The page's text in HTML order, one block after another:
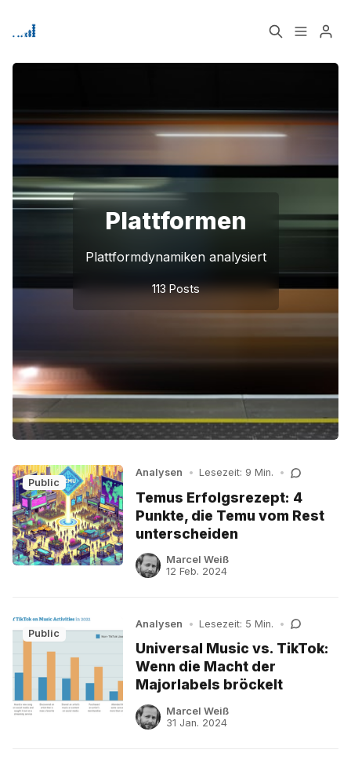
Bitte geben Sie mindestens 3 Zeichen ein
Plattformen
Plattformdynamiken analysiert
113 Posts
Public
Analysen • Lesezeit: 9 Min. •
Temus Erfolgsrezept: 4
Punkte, die Temu vom Rest
unterscheiden
Marcel Weiß
12 Feb. 2024
Public
Analysen • Lesezeit: 5 Min. •
Universal Music vs. TikTok:
Wenn die Macht der
Majorlabels bröckelt
Marcel Weiß
31 Jan. 2024